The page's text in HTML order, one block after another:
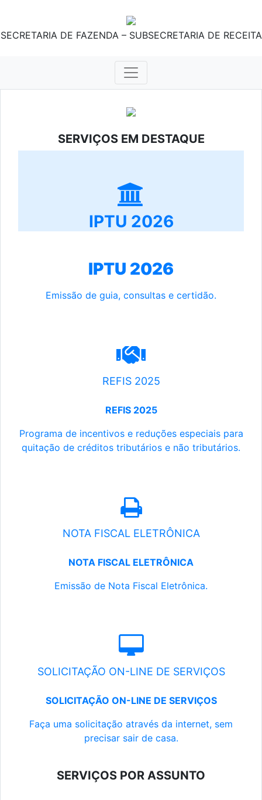
SECRETARIA DE FAZENDA – SUBSECRETARIA DE RECEITA
SERVIÇOS EM DESTAQUE
IPTU 2026
IPTU 2026
Emissão de guia, consultas e certidão.
REFIS 2025
REFIS 2025
Programa de incentivos e reduções especiais para
quitação de créditos tributários e não tributários.
NOTA FISCAL ELETRÔNICA
NOTA FISCAL ELETRÔNICA
Emissão de Nota Fiscal Eletrônica.
SOLICITAÇÃO ON-LINE DE SERVIÇOS
SOLICITAÇÃO ON-LINE DE SERVIÇOS
Faça uma solicitação através da internet, sem
precisar sair de casa.
SERVIÇOS POR ASSUNTO